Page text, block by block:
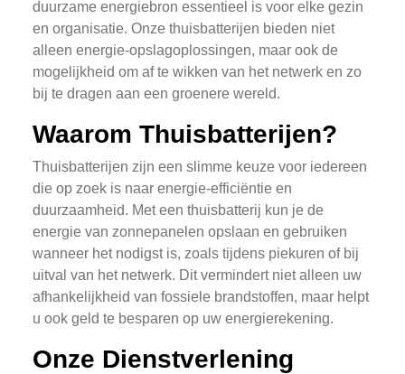
duurzame energiebron essentieel is voor elke gezin
en organisatie. Onze thuisbatterijen bieden niet
alleen energie-opslagoplossingen, maar ook de
mogelijkheid om af te wikken van het netwerk en zo
bij te dragen aan een groenere wereld.
Waarom Thuisbatterijen?
Thuisbatterijen zijn een slimme keuze voor iedereen
die op zoek is naar energie-efficiëntie en
duurzaamheid. Met een thuisbatterij kun je de
energie van zonnepanelen opslaan en gebruiken
wanneer het nodigst is, zoals tijdens piekuren of bij
uitval van het netwerk. Dit vermindert niet alleen uw
afhankelijkheid van fossiele brandstoffen, maar helpt
u ook geld te besparen op uw energierekening.
Onze Dienstverlening